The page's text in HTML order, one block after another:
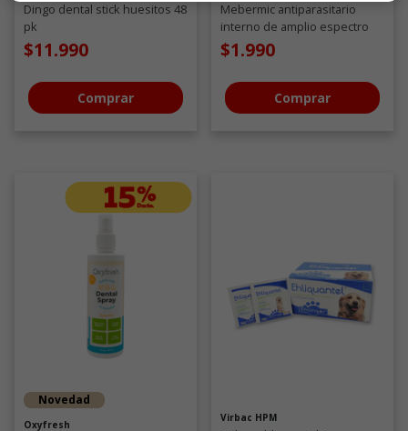
Dingo dental stick huesitos 48
pk
$11.990
Comprar
Mebermic antiparasitario
interno de amplio espectro
para perros y gatos
$1.990
Comprar
Novedad
Oxyfresh
Virbac HPM